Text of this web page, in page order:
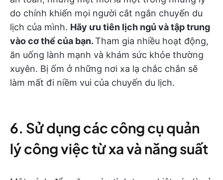
do chính khiến mọi người cắt ngắn chuyến du
lịch của mình. Hãy ưu tiên lịch ngủ và tập trung
vào cơ thể của bạn.Tham gia nhiều hoạt động,
ăn uống lành mạnh và khám sức khỏe thường
xuyên. Bị ốm ở những nơi xa lạ chắc chắn sẽ
làm mất đi niềm vui của chuyến du lịch.
6. Sử dụng các công cụ quản
lý công việc từ xa và năng suất